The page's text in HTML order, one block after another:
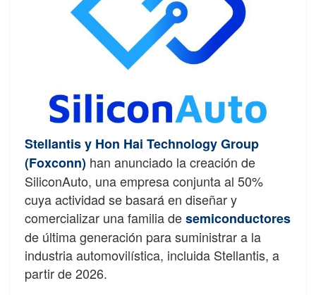
Stellantis y Hon Hai Technology Group
(Foxconn) han anunciado la creación de
SiliconAuto, una empresa conjunta al 50%
cuya actividad se basará en diseñar y
comercializar una familia desemiconductores
de última generación para suministrar a la
industria automovilística, incluida Stellantis, a
partir de 2026.